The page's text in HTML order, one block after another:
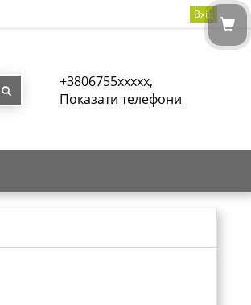
Вхід
+3806755xxxxx,
Показати телефони